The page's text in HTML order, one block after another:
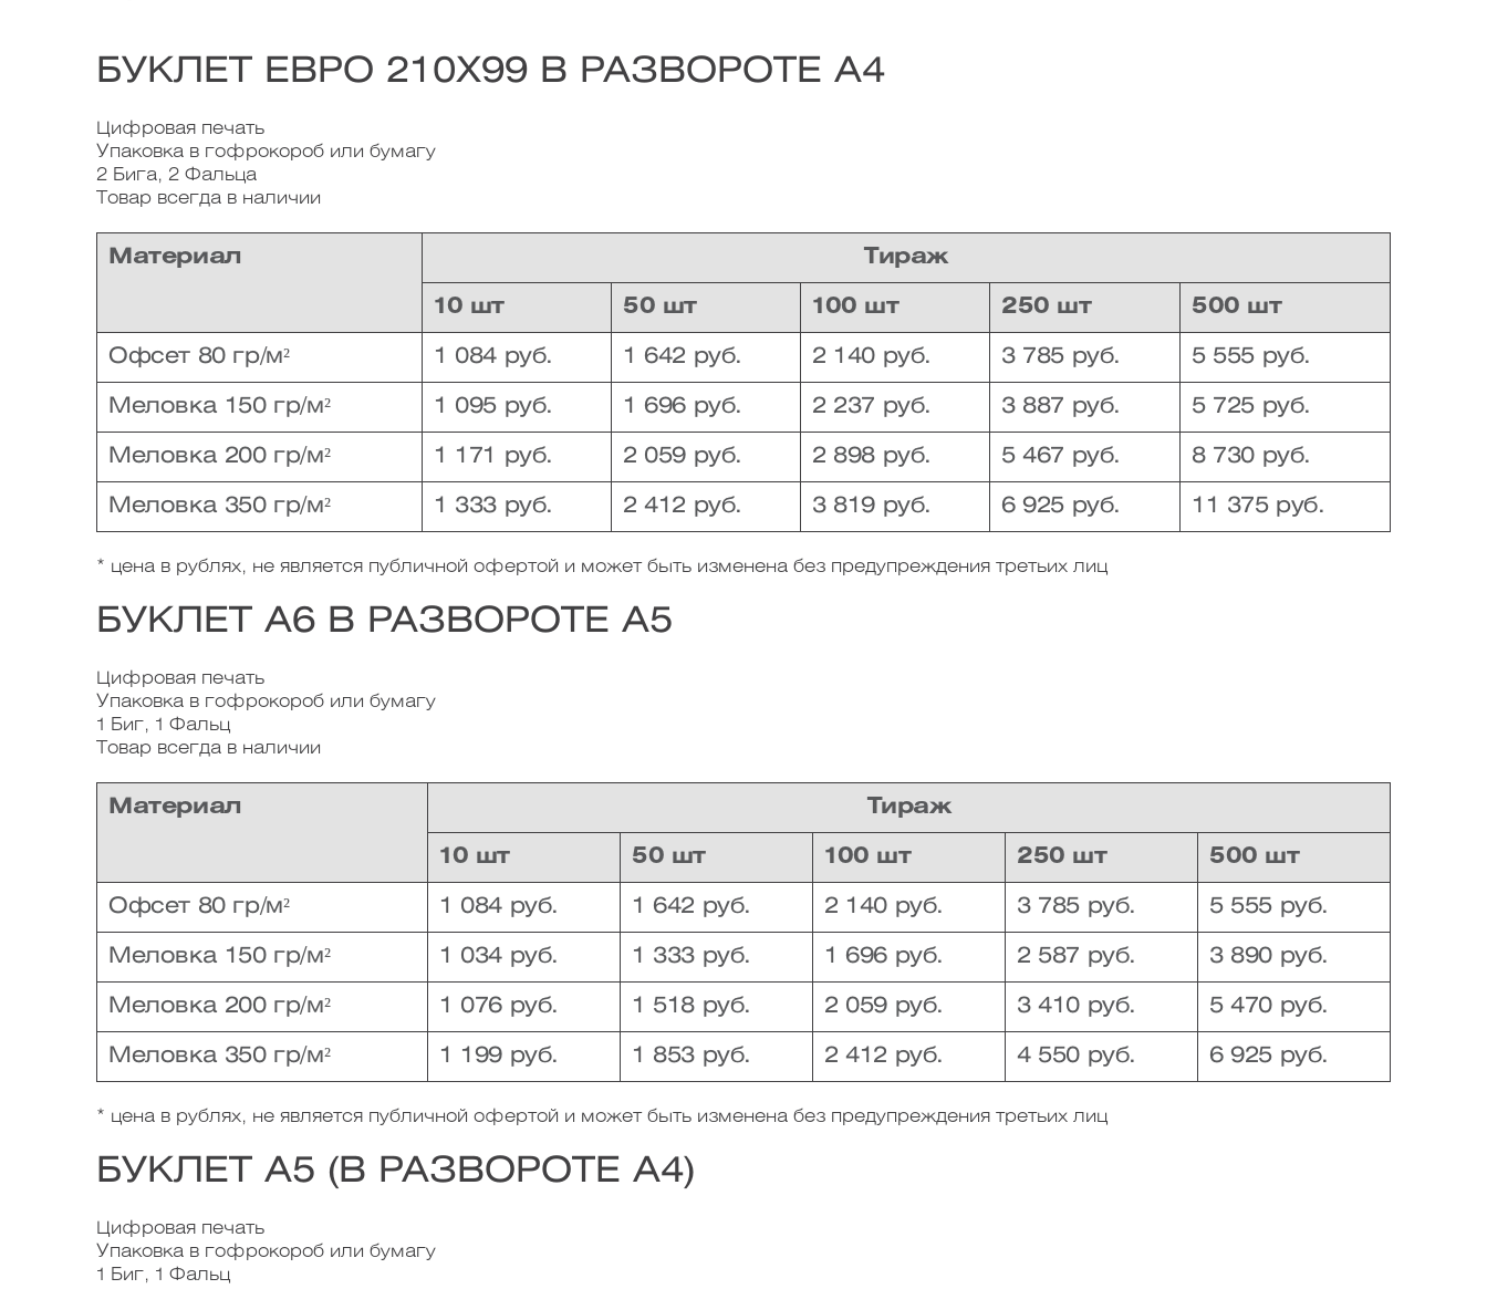
БУКЛЕТ ЕВРО 210Х99 В РАЗВОРОТЕ А4
Цифровая печать
Упаковка в гофрокороб или бумагу
2 Бига, 2 Фальца
Товар всегда в наличии
Материал Тираж
10 шт 50 шт 100 шт 250 шт 500 шт
Офсет 80 гр/м² 1 084 руб. 1 642 руб. 2 140 руб. 3 785 руб. 5 555 руб.
Меловка 150 гр/м² 1 095 руб. 1 696 руб. 2 237 руб. 3 887 руб. 5 725 руб.
Меловка 200 гр/м² 1 171 руб. 2 059 руб. 2 898 руб. 5 467 руб. 8 730 руб.
Меловка 350 гр/м² 1 333 руб. 2 412 руб. 3 819 руб. 6 925 руб. 11 375 руб.
* цена в рублях, не является публичной офертой и может быть изменена без предупреждения третьих лиц
БУКЛЕТ А6 В РАЗВОРОТЕ А5
Цифровая печать
Упаковка в гофрокороб или бумагу
1 Биг, 1 Фальц
Товар всегда в наличии
Материал Тираж
10 шт 50 шт 100 шт 250 шт 500 шт
Офсет 80 гр/м² 1 084 руб. 1 642 руб. 2 140 руб. 3 785 руб. 5 555 руб.
Меловка 150 гр/м² 1 034 руб. 1 333 руб. 1 696 руб. 2 587 руб. 3 890 руб.
Меловка 200 гр/м² 1 076 руб. 1 518 руб. 2 059 руб. 3 410 руб. 5 470 руб.
Меловка 350 гр/м² 1 199 руб. 1 853 руб. 2 412 руб. 4 550 руб. 6 925 руб.
* цена в рублях, не является публичной офертой и может быть изменена без предупреждения третьих лиц
БУКЛЕТ А5 (В РАЗВОРОТЕ А4)
Цифровая печать
Упаковка в гофрокороб или бумагу
1 Биг, 1 Фальц